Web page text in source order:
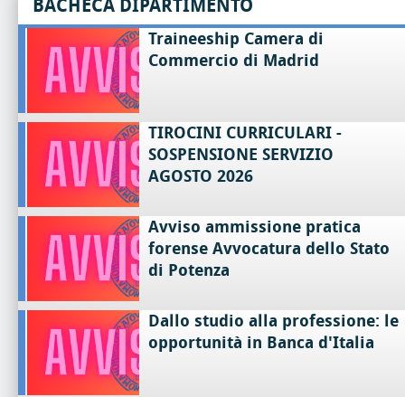
BACHECA DIPARTIMENTO
Traineeship Camera di
Commercio di Madrid
TIROCINI CURRICULARI -
SOSPENSIONE SERVIZIO
AGOSTO 2026
Avviso ammissione pratica
forense Avvocatura dello Stato
di Potenza
Dallo studio alla professione: le
opportunità in Banca d'Italia